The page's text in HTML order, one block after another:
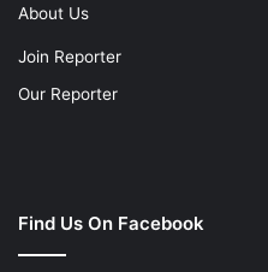
About Us
Join Reporter
Our Reporter
Find Us On Facebook